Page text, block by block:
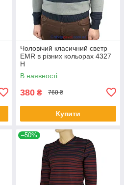
Чоловічий класичний светр
EMR в різних кольорах 4327
Н
В наявності
380 ₴ 760 ₴
Купити
–50%